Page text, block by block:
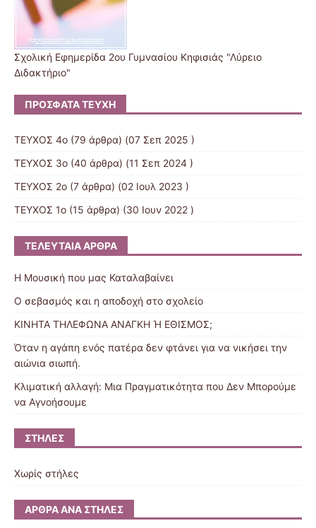
Σχολική Eφημερίδα 2ου Γυμνασίου Κηφισιάς "Λύρειο
Διδακτήριο"
ΠΡΌΣΦΑΤΑ ΤΕΎΧΗ
ΤΕΥΧΟΣ 4ο (79 άρθρα) (07 Σεπ 2025 )
ΤΕΥΧΟΣ 3ο (40 άρθρα) (11 Σεπ 2024 )
ΤΕΥΧΟΣ 2ο (7 άρθρα) (02 Ιουλ 2023 )
ΤΕΥΧΟΣ 1o (15 άρθρα) (30 Ιουν 2022 )
ΤΕΛΕΥΤΑΊΑ ΆΡΘΡΑ
Η Μουσική που μας Καταλαβαίνει
Ο σεβασμός και η αποδοχή στο σχολείο
ΚΙΝΗΤΑ ΤΗΛΕΦΩΝΑ AΝΑΓΚΗ Ή ΕΘΙΣΜΟΣ;
Όταν η αγάπη ενός πατέρα δεν φτάνει για να νικήσει την
αιώνια σιωπή.
Κλιματική αλλαγή: Μια Πραγματικότητα που Δεν Μπορούμε
να Αγνοήσουμε
ΣΤΉΛΕΣ
Χωρίς στήλες
ΆΡΘΡΑ ΑΝΆ ΣΤΉΛΕΣ